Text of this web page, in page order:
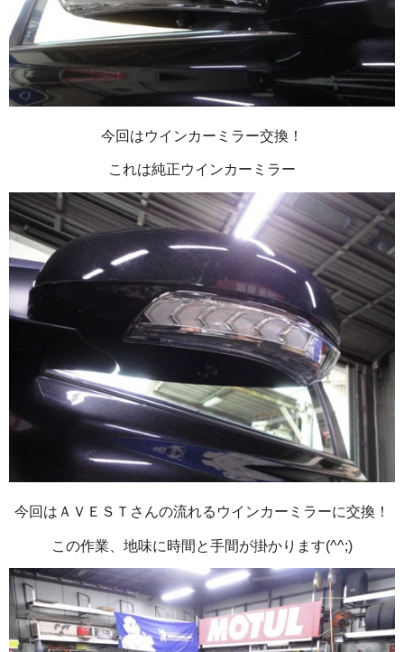
今回はウインカーミラー交換！
これは純正ウインカーミラー
今回はＡＶＥＳＴさんの流れるウインカーミラーに交換！
この作業、地味に時間と手間が掛かります(^^;)